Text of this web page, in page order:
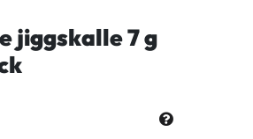
jiggskalle 7 g